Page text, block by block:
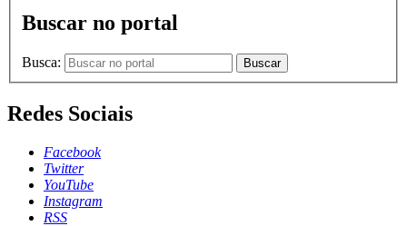
Buscar no portal
Busca: Buscar
Redes Sociais
Facebook
Twitter
YouTube
Instagram
RSS